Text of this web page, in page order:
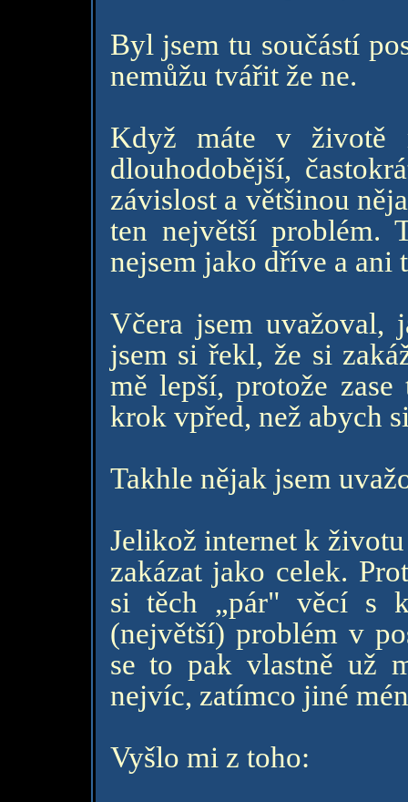
Byl jsem tu součástí
nemůžu tvářit že ne.
Když máte v životě
dlouhodobější,
závislost a většinou
ten největší problém.
nejsem jako dříve a ani
Včera jsem uvažoval,
jsem si řekl, že si
mě lepší, protože
krok vpřed, než abych
Takhle nějak jsem
Jelikož internet k
zakázat jako celek.
si těch „pár" věcí s
(největší) problém v
se to pak vlastně už
nejvíc, zatímco jiné
Vyšlo mi z toho: